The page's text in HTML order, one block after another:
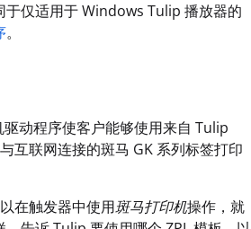
于仅适用于 Windows Tulip 播放器的
。
动程序使客户能够使用来自 Tulip
互联网连接的斑马 GK 系列标签打印
在触发器中使用斑马打印机操作，就